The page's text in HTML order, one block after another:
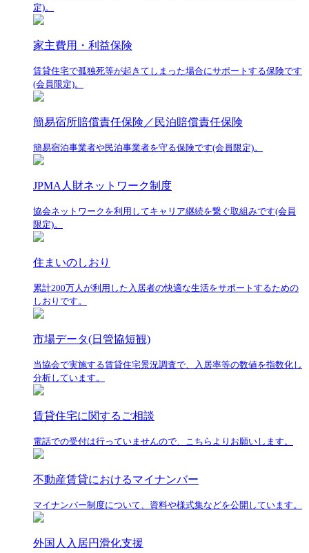
定)。
家主費用・利益保険
賃貸住宅で孤独死等が起きてしまった場合にサポートする保険です
(会員限定)。
簡易宿所賠償責任保険／民泊賠償責任保険
簡易宿泊事業者や民泊事業者を守る保険です(会員限定)。
JPMA人財ネットワーク制度
協会ネットワークを利用してキャリア継続を繋ぐ取組みです(会員
限定)。
住まいのしおり
累計200万人が利用した入居者の快適な生活をサポートするための
しおりです。
市場データ(日管協短観)
当協会で実施する賃貸住宅景況調査で、入居率等の数値を指数化し
分析しています。
賃貸住宅に関するご相談
電話での受付は行っていませんので、こちらよりお願いします。
不動産賃貸におけるマイナンバー
マイナンバー制度について、資料や様式集などを公開しています。
外国人入居円滑化支援